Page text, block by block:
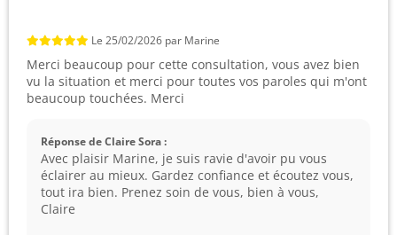
Le 25/02/2026 par Marine
Merci beaucoup pour cette consultation, vous avez bien
vu la situation et merci pour toutes vos paroles qui m'ont
beaucoup touchées. Merci
Réponse de Claire Sora :
Avec plaisir Marine, je suis ravie d'avoir pu vous
éclairer au mieux. Gardez confiance et écoutez vous,
tout ira bien. Prenez soin de vous, bien à vous,
Claire